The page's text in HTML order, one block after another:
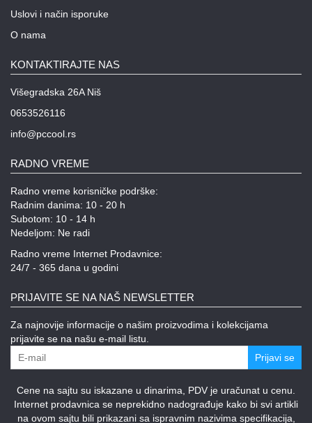
Uslovi i način isporuke
O nama
KONTAKTIRAJTE NAS
Višegradska 26A Niš
0653526116
info@pccool.rs
RADNO VREME
Radno vreme korisničke podrške:
Radnim danima: 10 - 20 h
Subotom: 10 - 14 h
Nedeljom: Ne radi
Radno vreme Internet Prodavnice:
24/7 - 365 dana u godini
PRIJAVITE SE NA NAŠ NEWSLETTER
Za najnovije informacije o našim proizvodima i kolekcijama
prijavite se na našu e-mail listu.
Prijavi se
Cene na sajtu su iskazane u dinarima, PDV je uračunat u cenu.
Internet prodavnica se neprekidno nadograđuje kako bi svi artikli
na ovom sajtu bili prikazani sa ispravnim nazivima specifikacija,